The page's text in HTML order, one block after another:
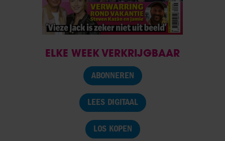
ELKE WEEK VERKRIJGBAAR
ABONNEREN
LEES DIGITAAL
LOS KOPEN